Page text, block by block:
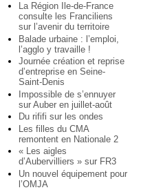
La Région Ile-de-France
consulte les Franciliens
sur l’avenir du territoire
Balade urbaine : l’emploi,
l’agglo y travaille !
Journée création et reprise
d’entreprise en Seine-
Saint-Denis
Impossible de s’ennuyer
sur Auber en juillet-août
Du rififi sur les ondes
Les filles du CMA
remontent en Nationale 2
« Les aigles
d’Aubervilliers » sur FR3
Un nouvel équipement pour
l’OMJA